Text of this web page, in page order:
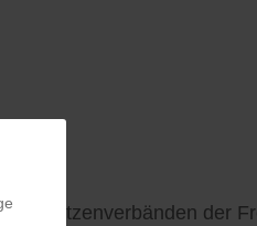
Spitzenverbänden der